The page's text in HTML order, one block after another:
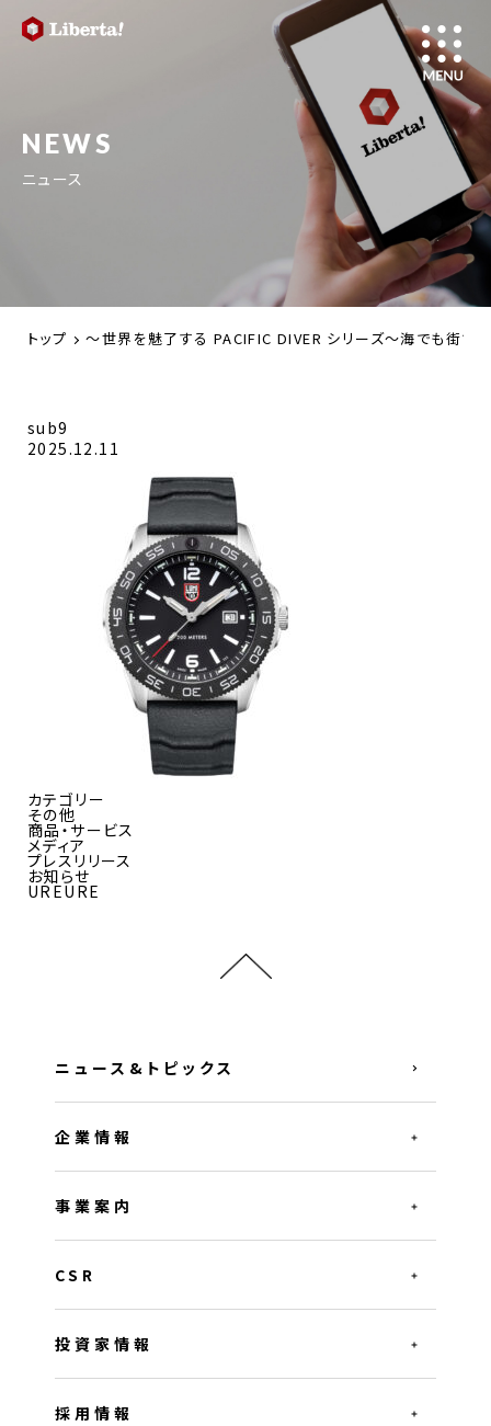
NEWS
ニュース
トップ ～世界を魅了する PACIFIC DIVER シリーズ～海でも街で
sub9
2025.12.11
カテゴリー
その他
商品・サービス
メディア
プレスリリース
お知らせ
UREURE
ニュース&トピックス
企業情報
事業案内
CSR
投資家情報
採用情報